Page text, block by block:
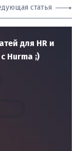
статья
для HR и
Hurma ;)